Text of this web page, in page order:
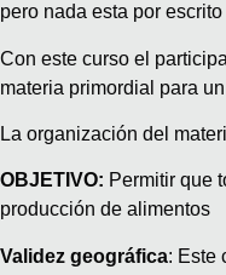
pero nada esta por
Con este curso el
materia primordial para
La organización del
OBJETIVO: Permitir que
producción de alimentos
Validez geográfica: Este